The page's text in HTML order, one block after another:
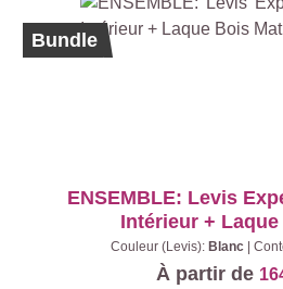
Bundle
ENSEMBLE: Levis
Intérieur +
Couleur (Levis): Blanc
À partir de